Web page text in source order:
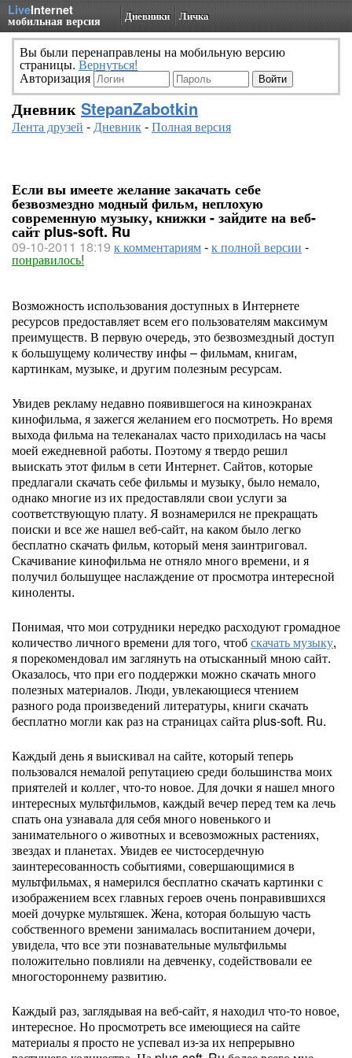
LiveInternet
мобильная версия Дневники Личка
Вы были перенаправлены на мобильную версию
страницы. Вернуться!
Авторизация
Дневник StepanZabotkin
Лента друзей -Дневник-Полная версия
Если вы имеете желание закачать себе
безвозмездно модный фильм, неплохую
современную музыку, книжки - зайдите на веб-
сайт plus-soft. Ru
09-10-2011 18:19 к комментариям-к полной версии -
понравилось!
Возможность использования доступных в Интернете
ресурсов предоставляет всем его пользователям максимум
преимуществ. В первую очередь, это безвозмездный доступ
к большущему количеству инфы – фильмам, книгам,
картинкам, музыке, и другим полезным ресурсам.
Увидев рекламу недавно появившегося на киноэкранах
кинофильма, я зажегся желанием его посмотреть. Но время
выхода фильма на телеканалах часто приходилась на часы
моей ежедневной работы. Поэтому я твердо решил
выискать этот фильм в сети Интернет. Сайтов, которые
предлагали скачать себе фильмы и музыку, было немало,
однако многие из их предоставляли свои услуги за
соответствующую плату. Я вознамерился не прекращать
поиски и все же нашел веб-сайт, на каком было легко
бесплатно скачать фильм, который меня заинтриговал.
Скачивание кинофильма не отняло много времени, и я
получил большущее наслаждение от просмотра интересной
киноленты.
Понимая, что мои сотрудники нередко расходуют громадное
количество личного времени для того, чтобскачать музыку,
я порекомендовал им заглянуть на отысканный мною сайт.
Оказалось, что при его поддержки можно скачать много
полезных материалов. Люди, увлекающиеся чтением
разного рода произведений литературы, книги скачать
бесплатно могли как раз на страницах сайта plus-soft. Ru.
Каждый день я выискивал на сайте, который теперь
пользовался немалой репутациею среди большинства моих
приятелей и коллег, что-то новое. Для дочки я нашел много
интересных мультфильмов, каждый вечер перед тем ка лечь
спать она узнавала для себя много новенького и
занимательного о животных и всевозможных растениях,
звездах и планетах. Увидев ее чистосердечную
заинтересованность событиями, совершающимися в
мультфильмах, я намерился бесплатно скачать картинки с
изображением всех главных героев очень понравившихся
моей дочурке мультяшек. Жена, которая большую часть
собственного времени занималась воспитанием дочери,
увидела, что все эти познавательные мультфильмы
положительно повлияли на девченку, содействовали ее
многостороннему развитию.
Каждый раз, заглядывая на веб-сайт, я находил что-то новое,
интересное. Но просмотреть все имеющиеся на сайте
материалы я просто не успевал из-за их непрерывно